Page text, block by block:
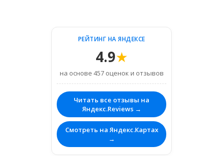
РЕЙТИНГ НА ЯНДЕКСЕ
4.9★
на основе 457 оценок и отзывов
Читать все отзывы на
Яндекс.Reviews →
Смотреть на Яндекс.Картах
→